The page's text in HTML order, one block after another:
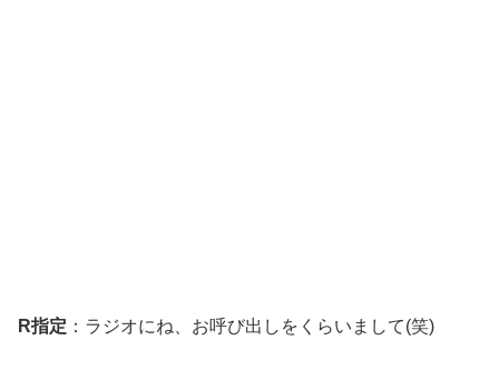
R指定 ：ラジオにね、お呼び出しをくらいまして(笑)